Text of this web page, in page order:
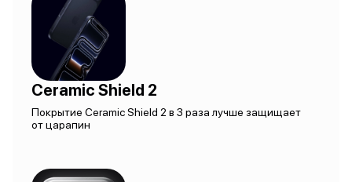
Ceramic Shield 2
Покрытие Ceramic Shield 2 в 3 раза лучше защищает
от царапин